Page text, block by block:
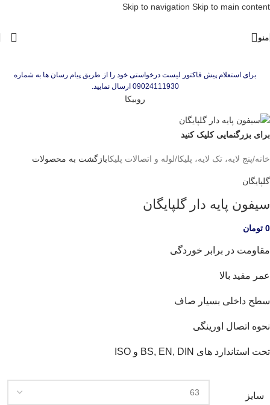
Skip to navigation Skip to main content
منو
برای استعلام پیش فاکتور لیست درخواستی خود را از طریق پیام رسان ها به شماره
09024111930 ارسال نمایید.
روبیکا
برای بزرگنمایی کلیک کنید
خانه/پنج لایه، تک لایه، پلیکا/لوله و اتصالات پلیکابازگشت به محصولات
گلپایگان
سیفون پایه دار گلپایگان
0 تومان
مقاومت در برابر خوردگی
عمر مفید بالا
سطح داخلی بسیار صاف
نحوه اتصال اورینگی
تحت استاندارد های BS, EN, DIN و ISO
سایز